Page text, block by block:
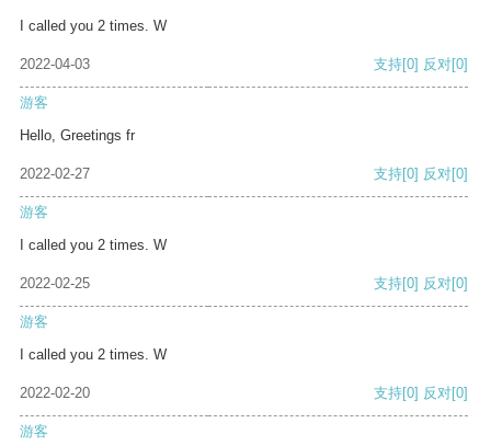
I called you 2 times. W
2022-04-03 支持[0] 反对[0]
游客
Hello, Greetings fr
2022-02-27 支持[0] 反对[0]
游客
I called you 2 times. W
2022-02-25 支持[0] 反对[0]
游客
I called you 2 times. W
2022-02-20 支持[0] 反对[0]
游客